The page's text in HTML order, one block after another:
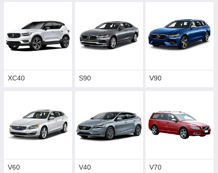
XC40 S90 V90
V60 V40 V70